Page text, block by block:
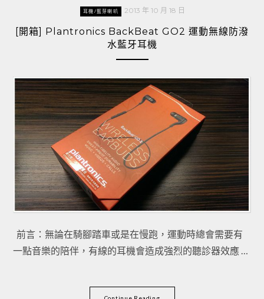
耳機/藍芽喇叭 2013 年 10 月 18 日
[開箱] Plantronics BackBeat GO2 運動無線防潑
水藍牙耳機
前言：無論在騎腳踏車或是在慢跑，運動時總會需要有
一點音樂的陪伴，有線的耳機會造成強烈的聽診器效應 …